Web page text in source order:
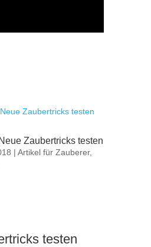
Zaubertricks testen
| Artikel für Zauberer,
testen